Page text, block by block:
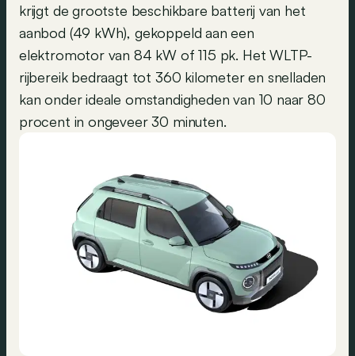
krijgt de grootste beschikbare batterij van het
aanbod (49 kWh), gekoppeld aan een
elektromotor van 84 kW of 115 pk. Het WLTP-
rijbereik bedraagt tot 360 kilometer en snelladen
kan onder ideale omstandigheden van 10 naar 80
procent in ongeveer 30 minuten.